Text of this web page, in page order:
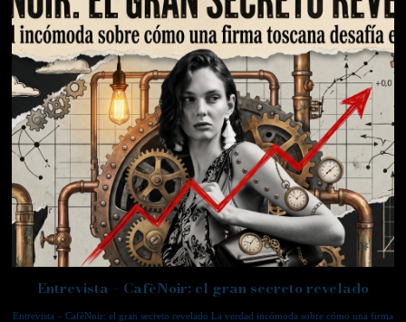
Entrevista – CafèNoir: el gran secreto revelado
Entrevista – CafèNoir: el gran secreto revelado La verdad incómoda sobre cómo una firma